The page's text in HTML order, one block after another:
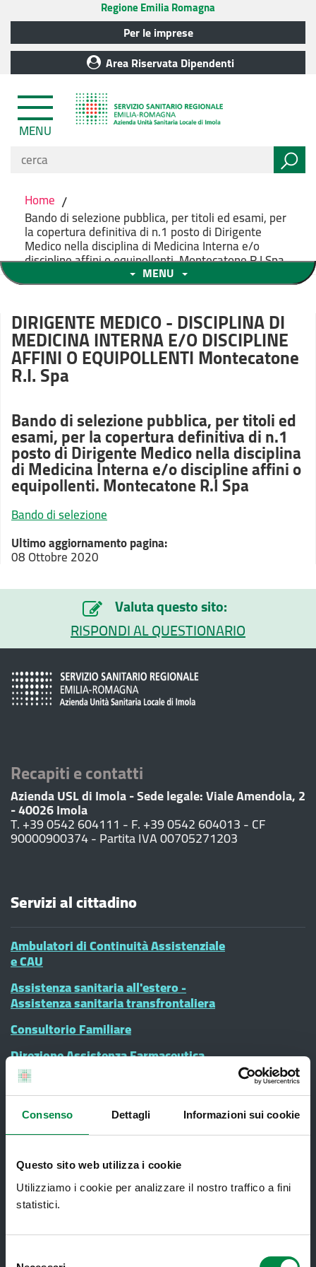
Consenso Dettagli Informazioni sui cookie
Questo sito web utilizza i cookie
Utilizziamo i cookie per analizzare il nostro traffico a fini
statistici.
Regione Emilia Romagna
Per le imprese
Area Riservata Dipendenti
MENU
Home /
Bando di selezione pubblica, per titoli ed esami, per
la copertura definitiva di n.1 posto di Dirigente
Medico nella disciplina di Medicina Interna e/o
discipline affini o equipollenti. Montecatone R.I Spa
MENU
DIRIGENTE MEDICO - DISCIPLINA DI
MEDICINA INTERNA E/O DISCIPLINE
AFFINI O EQUIPOLLENTI Montecatone
R.I. Spa
Bando di selezione pubblica, per titoli ed
esami, per la copertura definitiva di n.1
posto di Dirigente Medico nella disciplina
di Medicina Interna e/o discipline affini o
equipollenti. Montecatone R.I Spa
Bando di selezione
Ultimo aggiornamento pagina:
08 Ottobre 2020
Valuta questo sito:
RISPONDI AL QUESTIONARIO
Recapiti e contatti
Azienda USL di Imola - Sede legale: Viale Amendola, 2
- 40026 Imola
T. +39 0542 604111 - F. +39 0542 604013 - CF
90000900374 - Partita IVA 00705271203
Servizi al cittadino
Ambulatori di Continuità Assistenziale
e CAU
Assistenza sanitaria all'estero -
Assistenza sanitaria transfrontaliera
Consultorio Familiare
Direzione Assistenza Farmaceutica
Finanziamenti
Lauree Professioni Sanitarie
Medici e Pediatri di Famiglia
Nucleo di Cure Primarie (NCP)
Punto Unico di Accesso integrato
sanitario e sociale (PUA)